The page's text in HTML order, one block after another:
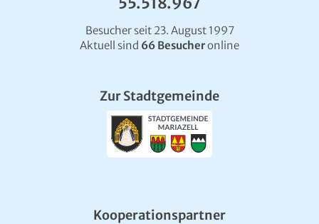
Besucher seit 23. August 1997
Aktuell sind 66 Besucheronline
Zur Stadtgemeinde
Kooperationspartner